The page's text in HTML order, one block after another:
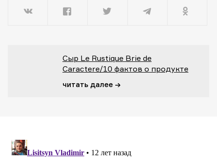
Сыр Le Rustique Brie de
Caractere/10 фактов о продукте
читать далее →